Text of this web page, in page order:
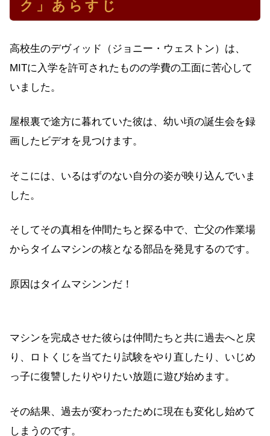
ク」あらすじ
高校生のデヴィッド（ジョニー・ウェストン）は、
MITに入学を許可されたものの学費の工面に苦心して
いました。
屋根裏で途方に暮れていた彼は、幼い頃の誕生会を録
画したビデオを見つけます。
そこには、いるはずのない自分の姿が映り込んでいま
した。
そしてその真相を仲間たちと探る中で、亡父の作業場
からタイムマシンの核となる部品を発見するのです。
原因はタイムマシンンだ！
マシンを完成させた彼らは仲間たちと共に過去へと戻
り、ロトくじを当てたり試験をやり直したり、いじめ
っ子に復讐したりやりたい放題に遊び始めます。
その結果、過去が変わったために現在も変化し始めて
しまうのです。